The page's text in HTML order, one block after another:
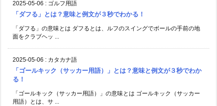
2025-05-06 : ゴルフ用語
「ダフる」とは？意味と例文が３秒でわかる！
「ダフる」の意味とは ダフるとは、ルフのスイングでボールの手前の地
面をクラブヘッ ...
2025-05-06 : カタカナ語
「ゴールキック（サッカー用語）」とは？意味と例文が３秒でわか
る！
「ゴールキック（サッカー用語）」の意味とは ゴールキック（サッカー
用語）とは、サ ...